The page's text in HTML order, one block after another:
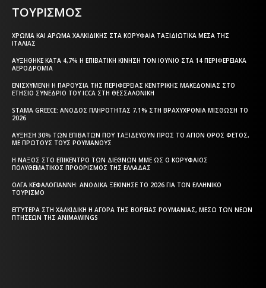
ΤΟΥΡΙΣΜΟΣ
ΧΡΏΜΑ ΚΑΙ ΆΡΩΜΑ ΧΑΛΚΙΔΙΚΉΣ ΣΤΑ ΚΟΡΥΦΑΊΑ ΤΑΞΙΔΙΩΤΙΚΆ ΜΈΣΑ ΤΗΣ
ΙΤΑΛΊΑΣ
ΑΥΞΉΘΗΚΕ ΚΑΤΆ 4,7% Η ΕΠΙΒΑΤΙΚΉ ΚΊΝΗΣΗ ΤΟΝ ΙΟΎΝΙΟ ΣΤΑ 14 ΠΕΡΙΦΕΡΕΙΑΚΆ
ΑΕΡΟΔΡΌΜΙΑ
ΕΝΙΣΧΥΜΈΝΗ Η ΠΑΡΟΥΣΊΑ ΤΗΣ ΠΕΡΙΦΈΡΕΙΑΣ ΚΕΝΤΡΙΚΉΣ ΜΑΚΕΔΟΝΊΑΣ ΣΤΟ
ΕΤΉΣΙΟ ΣΥΝΈΔΡΙΟ ΤΟΥ ICCA ΣΤΗ ΘΕΣΣΑΛΟΝΊΚΗ
STAMA GREECE: ΆΝΟΔΟΣ ΠΛΗΡΌΤΗΤΑΣ 7,1% ΣΤΗ ΒΡΑΧΥΧΡΌΝΙΑ ΜΊΣΘΩΣΗ ΤΟ
2026
ΑΎΞΗΣΗ 30% ΤΩΝ ΕΠΙΒΑΤΏΝ ΠΟΥ ΤΑΞΙΔΕΎΟΥΝ ΠΡΟΣ ΤΟ ΆΓΙΟΝ ΌΡΟΣ ΦΈΤΟΣ,
ΜΕ ΠΡΏΤΟΥΣ ΤΟΥΣ ΡΟΥΜΆΝΟΥΣ
Η ΝΆΞΟΣ ΣΤΟ ΕΠΊΚΕΝΤΡΟ ΤΩΝ ΔΙΕΘΝΏΝ ΜΜΕ ΩΣ Ο ΚΟΡΥΦΑΊΟΣ
ΠΟΛΥΘΕΜΑΤΙΚΌΣ ΠΡΟΟΡΙΣΜΌΣ ΤΗΣ ΕΛΛΆΔΑΣ
ΌΛΓΑ ΚΕΦΑΛΟΓΙΆΝΝΗ: ΑΝΟΔΙΚΆ ΞΕΚΊΝΗΣΕ ΤΟ 2026 ΓΙΑ ΤΟΝ ΕΛΛΗΝΙΚΌ
ΤΟΥΡΙΣΜΌ
ΕΓΓΎΤΕΡΑ ΣΤΗ ΧΑΛΚΙΔΙΚΉ Η ΑΓΟΡΆ ΤΗΣ ΒΌΡΕΙΑΣ ΡΟΥΜΑΝΊΑΣ, ΜΈΣΩ ΤΩΝ ΝΈΩΝ
ΠΤΉΣΕΩΝ ΤΗΣ ANIMAWINGS